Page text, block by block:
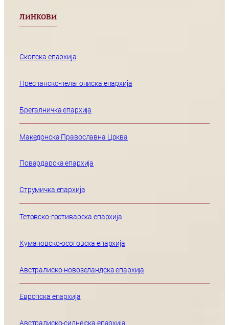
ЛИНКОВИ
Скопска епархија
Преспанско-пелагониска епархија
Брегалничка епархија
Македонска Православна Црква
Повардарска епархија
Струмичка епархија
Тетовско-гостиварска епархија
Кумановско-осоговска епархија
Австралиско-новозеландска епархија
Европска епархија